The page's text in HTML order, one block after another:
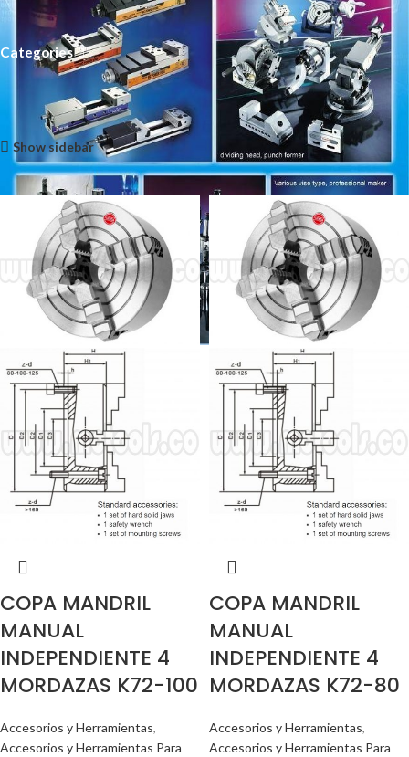
Categories
Accesorios y Herramientas
Accesorios y Herramientas Para Torneado Página 5
Mostrando 49–60 de 1293 resultados
Show sidebar
COPA MANDRIL
MANUAL
INDEPENDIENTE 4
MORDAZAS K72-100
Accesorios y Herramientas,
Accesorios y Herramientas Para
COPA MANDRIL
MANUAL
INDEPENDIENTE 4
MORDAZAS K72-80
Accesorios y Herramientas,
Accesorios y Herramientas Para